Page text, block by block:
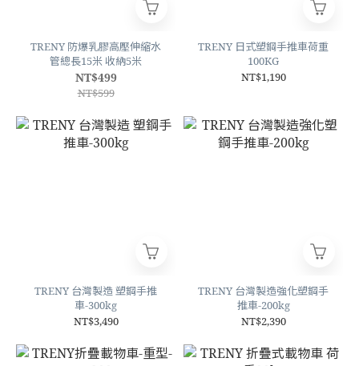
TRENY 防爆乳膠高壓伸縮水
管總長15米 收納5米
NT$499
NT$599
TRENY 日式塑鋼手推車荷重
100KG
NT$1,190
TRENY 台灣製造 塑鋼手推
車-300kg
NT$3,490
TRENY 台灣製造強化塑鋼手
推車-200kg
NT$2,390